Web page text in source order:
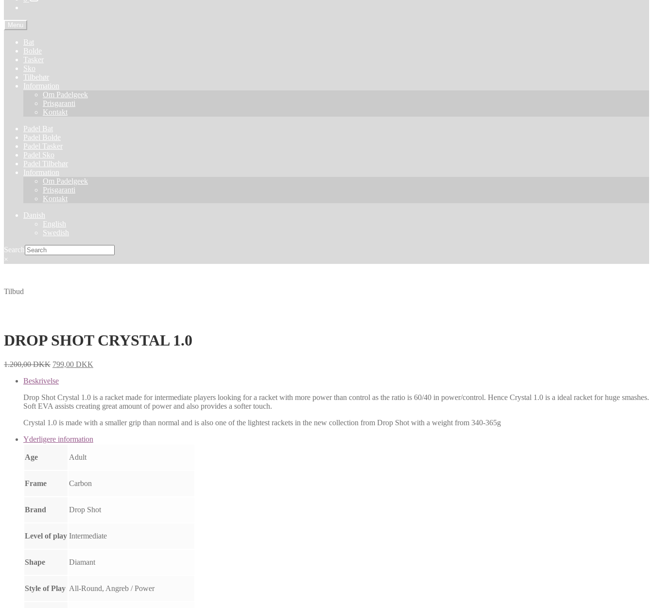
Menu
Bat
Bolde
Tasker
Sko
Tilbehør
Information
Om Padelgeek
Prisgaranti
Kontakt
Padel Bat
Padel Bolde
Padel Tasker
Padel Sko
Padel Tilbehør
Information
Om Padelgeek
Prisgaranti
Kontakt
Danish
English
Swedish
Search
×
Tilbud
DROP SHOT CRYSTAL 1.0
1.200,00DKK 799,00 DKK
Beskrivelse
Drop Shot Crystal 1.0 is a racket made for intermediate players looking for a racket with more power than control as the ratio is 60/40 in power/control. Hence Crystal 1.0 is a ideal racket for huge smashes.
Soft EVA assists creating great amount of power and also provides a softer touch.
Crystal 1.0 is made with a smaller grip than normal and is also one of the lightest rackets in the new collection from Drop Shot with a weight from 340-365g
Yderligere information
Age Adult
Frame Carbon
Brand Drop Shot
Level of play Intermediate
Shape Diamant
Style of Play All-Round, Angreb / Power